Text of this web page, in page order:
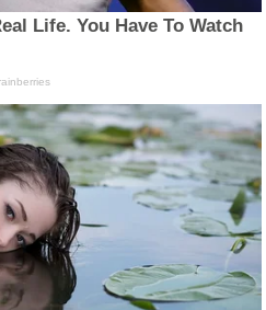
Life. You Have To Watch